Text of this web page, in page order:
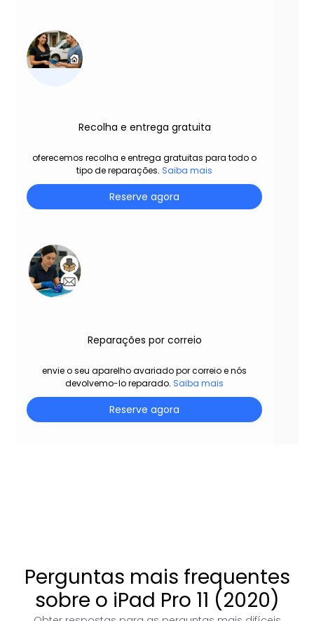
Recolha e entrega gratuita
oferecemos recolha e entrega gratuitas para todo o
tipo de reparações. Saiba mais
Reserve agora
Reparações por correio
envie o seu aparelho avariado por correio e nós
devolvemo-lo reparado. Saiba mais
Reserve agora
Perguntas mais frequentes
sobre o iPad Pro 11 (2020)